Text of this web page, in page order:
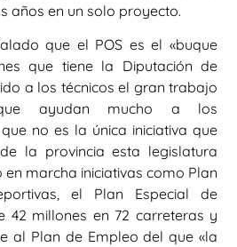
años en un solo proyecto.
que el POS es el «buque
que tiene la Diputación de
a los técnicos el gran trabajo
ayudan mucho a los
no es la única iniciativa que
la provincia esta legislatura
marcha iniciativas como Plan
el Plan Especial de
42 millones en 72 carreteras y
al Plan de Empleo del que «la